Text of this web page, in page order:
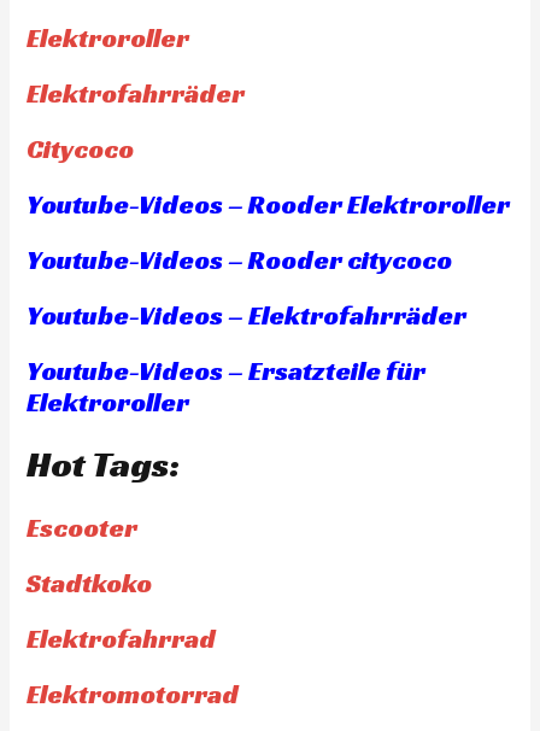
Elektroroller
Elektrofahrräder
Citycoco
Youtube-Videos – Rooder Elektroroller
Youtube-Videos – Rooder citycoco
Youtube-Videos – Elektrofahrräder
Youtube-Videos – Ersatzteile für
Elektroroller
Hot Tags:
Escooter
Stadtkoko
Elektrofahrrad
Elektromotorrad